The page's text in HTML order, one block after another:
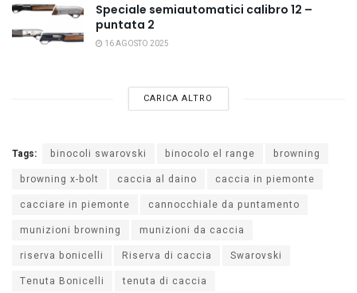
Speciale semiautomatici calibro 12 –
puntata 2
16 AGOSTO 2025
CARICA ALTRO
Tags: binocoli swarovski binocolo el range
browning
browning x-bolt
caccia al daino
caccia in piemonte
cacciare in piemonte
cannocchiale da puntamento
munizioni browning
munizioni da caccia
riserva bonicelli
Riserva di caccia
Swarovski
Tenuta Bonicelli
tenuta di caccia